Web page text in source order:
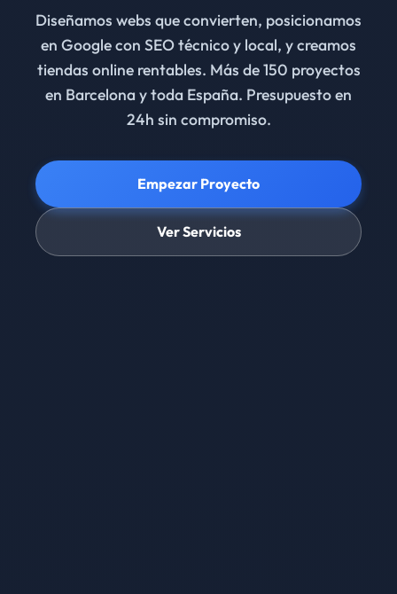
Diseñamos webs que convierten, posicionamos
en Google con SEO técnico y local, y creamos
tiendas online rentables. Más de 150 proyectos
en Barcelona y toda España. Presupuesto en
24h sin compromiso.
Empezar Proyecto
Ver Servicios